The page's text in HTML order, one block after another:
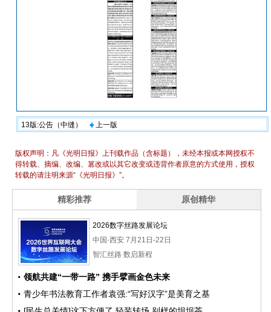
13版:公告（中缝） 上一版